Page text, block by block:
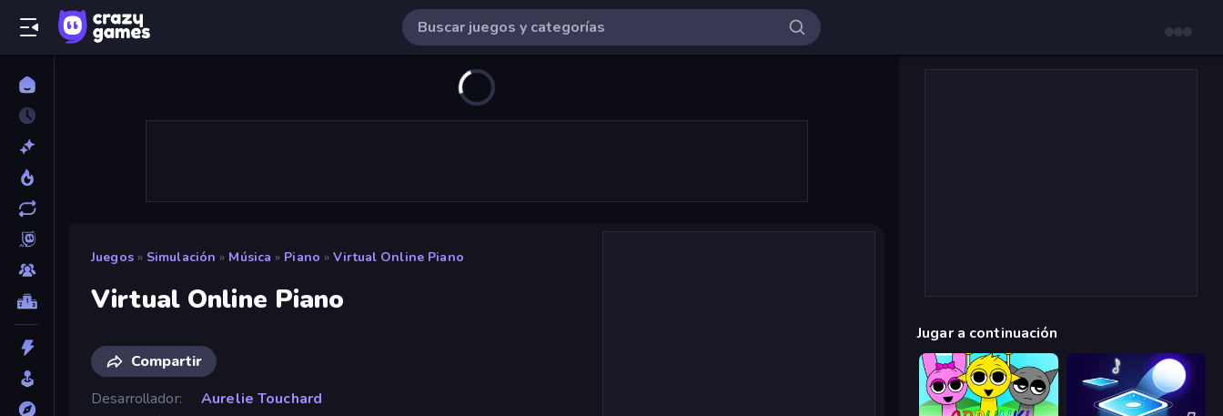
Juegos » Simulación » Música » Piano » Virtual Online Piano
Virtual Online Piano
Compartir
Desarrollador
Aurelie Touchard
Jugar a continuación